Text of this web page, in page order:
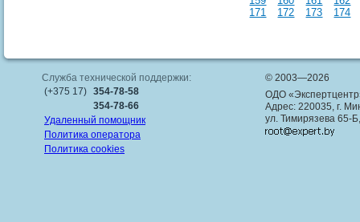
171
172 173 174
Служба технической поддержки:
(+375 17) 354-78-58
354-78-66
Удаленный помощник
Политика оператора
Политика cookies
© 2003—2026
ОДО
Адрес: 220035, г.
ул. Тимирязева 65-